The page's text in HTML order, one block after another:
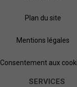
Plan du site
Mentions légales
Consentement aux
SERVICES